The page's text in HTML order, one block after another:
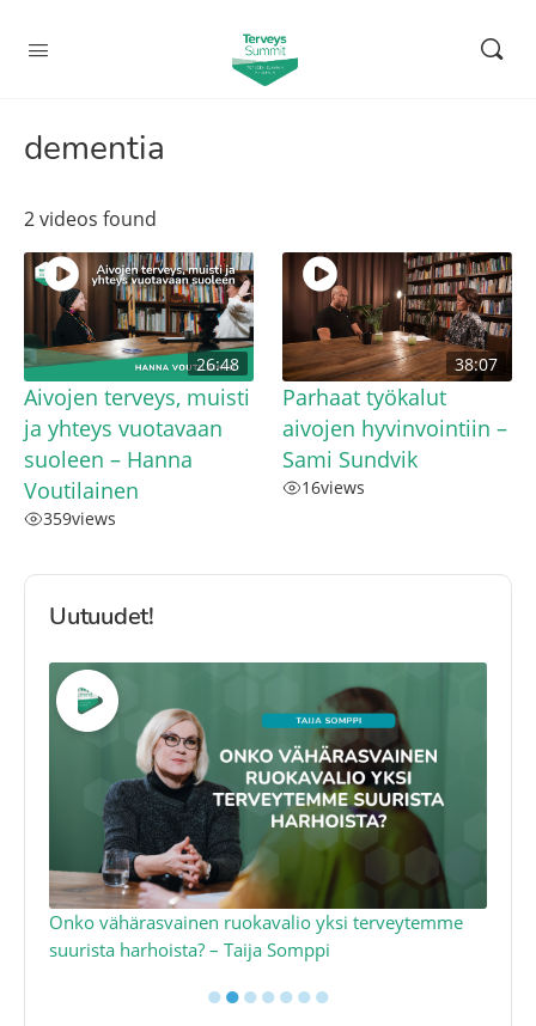
dementia
2 videos found
26:48
Aivojen terveys, muisti
ja yhteys vuotavaan
suoleen – Hanna
Voutilainen
359views
38:07
Parhaat työkalut
aivojen hyvinvointiin –
Sami Sundvik
16views
Uutuudet!
Onko vähärasvainen ruokavalio yksi terveytemme
suurista harhoista? – Taija Somppi
●●●●●●●